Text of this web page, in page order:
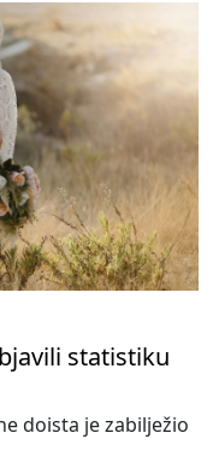
statistiku
doista je zabilježio